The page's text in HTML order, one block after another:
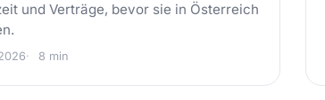
und Verträge, bevor sie in Österreich
8 min